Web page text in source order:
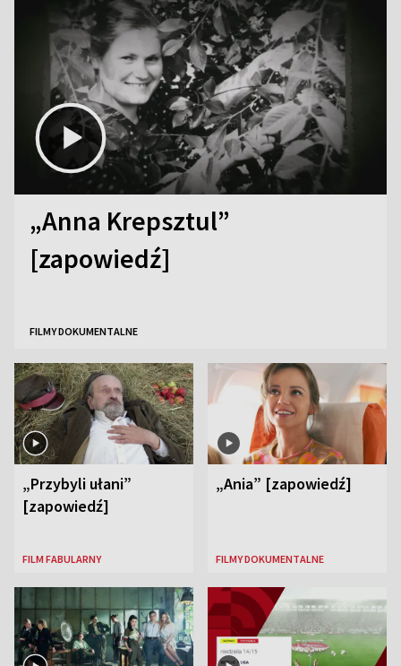
„Anna Krepsztul”
[zapowiedź]
FILMY DOKUMENTALNE
„Przybyli ułani”
[zapowiedź]
FILM FABULARNY
„Ania” [zapowiedź]
FILMY DOKUMENTALNE